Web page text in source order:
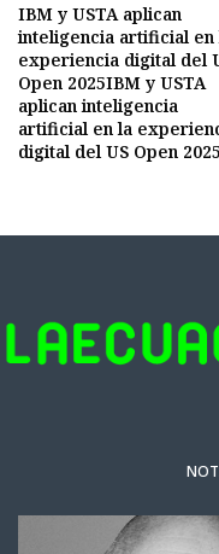
IBM y USTA aplican
inteligencia artificial en
experiencia digital del
Open 2025IBM y USTA
aplican inteligencia
artificial en la
digital del US Open 2025